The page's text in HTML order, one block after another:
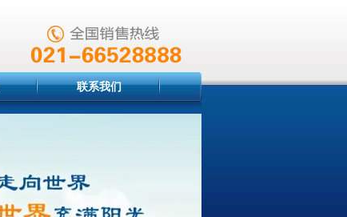
联系我们